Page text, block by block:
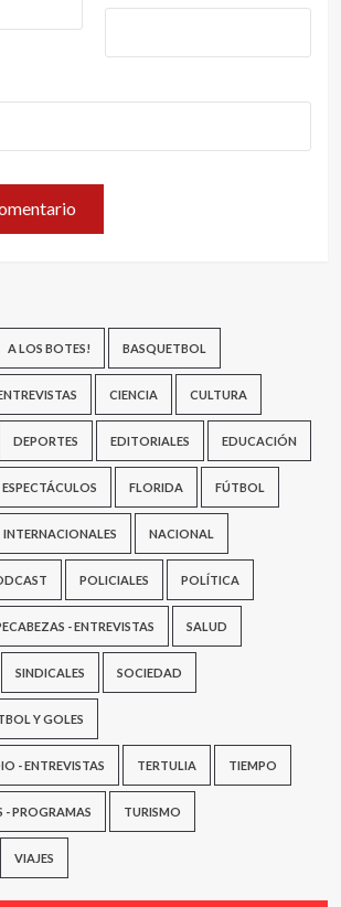
A LOS BOTES! BASQUETBOL
CIENCIA CULTURA
DEPORTES EDITORIALES EDUCACIÓN
ESPECTÁCULOS FLORIDA FÚTBOL
INTERNACIONALES NACIONAL
POLICIALES POLÍTICA
- ENTREVISTAS SALUD
SINDICALES SOCIEDAD
Y GOLES
- ENTREVISTAS TERTULIA TIEMPO
- PROGRAMAS TURISMO
VIAJES